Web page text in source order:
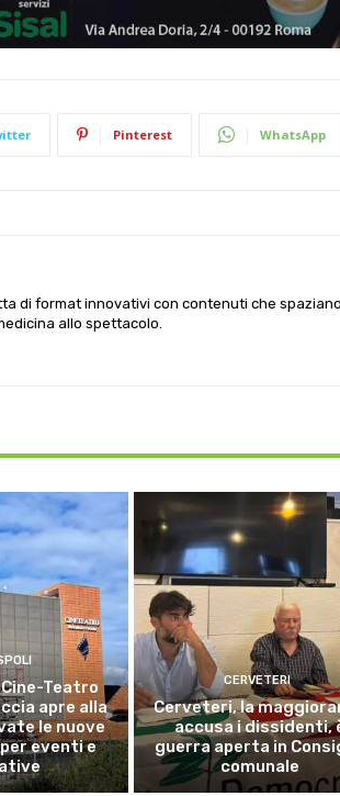
Pinterest WhatsApp
di format innovativi con contenuti che spaziano
allo spettacolo.
Teatro
apre alla
le nuove
eventi e
CERVETERI
Cerveteri, la
accusa i dissidenti,
guerra aperta in
comunale